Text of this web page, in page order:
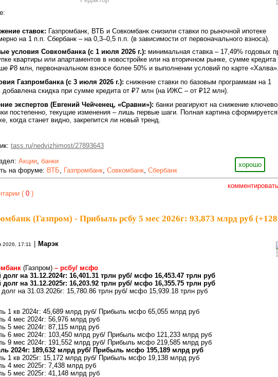
ставок: Газпромбанк, ВТБ и Совкомбанк снизили ставки по рыночной ипотеке
на 1 п.п. Сбербанк – на 0,3–0,5 п.п. (в зависимости от первоначального взноса).
условия Совкомбанка (с 1 июля 2026 г.): минимальная ставка – 17,49% годовых
квартиры или апартаментов в новостройке или на вторичном рынке, сумме кредита
₽8 млн, первоначальном взносе более 50% и выполнении условий по карте
Газпромбанка (с 3 июля 2026 г.): снижение ставки по базовым программам на 1
добавлена скидка при сумме кредита от ₽7 млн (на ИЖС – от ₽12 млн).
экспертов (Евгений Чейченец, «Сравни»): банки реагируют на снижение
постепенно, текущие изменения – лишь первые шаги. Полная картина сформируется
когда станет видно, закрепится ли новый тренд.
tass.ru/nedvizhimost/27893643
хорошо
Акции банки
на форуме: ВТБ Газпромбанк Совкомбанк Сбербанк
комментировать
( 0 )
(Газпром) - Прибыль рсбу 5 мес 2026г: 93,873 млрд руб
2026, 17:11 Марэк
(Газпром) – рсбу/ мсфо
на 31.12.2024г: 16,401.31 трлн руб/ мсфо 16,453.47 трлн руб
на 31.12.2025г: 16,203.92 трлн руб/ мсфо 16,355.75 трлн руб
на 31.03.2026г: 15,780.86 трлн руб/ мсфо 15,939.18 трлн руб
1 кв 2024г: 45,689 млрд руб/ Прибыль мсфо 65,055 млрд руб
4 мес 2024г: 56,976 млрд руб
5 мес 2024г: 87,115 млрд руб
6 мес 2024г: 103,450 млрд руб/ Прибыль мсфо 121,233 млрд руб
9 мес 2024г: 191,552 млрд руб/ Прибыль мсфо 219,585 млрд руб
2024г: 189,632 млрд руб/ Прибыль мсфо 195,189 млрд руб
1 кв 2025г: 15,172 млрд руб/ Прибыль мсфо 19,138 млрд руб
4 мес 2025г: 7,438 млрд руб
5 мес 2025г: 41,148 млрд руб